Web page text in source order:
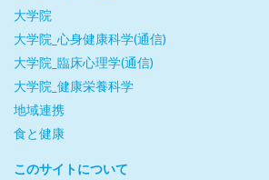
大学院
大学院_心身健康科学(通信)
大学院_臨床心理学(通信)
大学院_健康栄養科学
地域連携
食と健康
このサイトについて